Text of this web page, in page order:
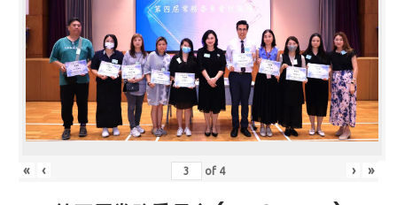
« ‹ of 4 › »